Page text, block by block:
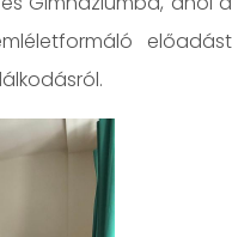
előadást